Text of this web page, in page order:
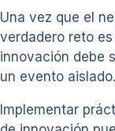
Una vez que el
verdadero reto
innovación debe
un evento aislado.
Implementar